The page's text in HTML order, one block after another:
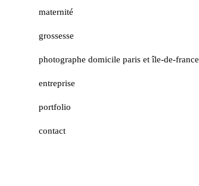
maternité
grossesse
photographe domicile paris et île-de-france
entreprise
portfolio
contact